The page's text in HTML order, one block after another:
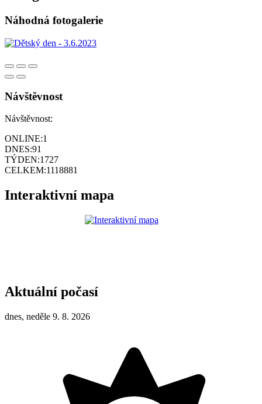
Náhodná fotogalerie
Návštěvnost
Návštěvnost:
ONLINE:1
DNES:91
TÝDEN:1727
CELKEM:1118881
Interaktivní mapa
Aktuální počasí
dnes, neděle 9. 8. 2026